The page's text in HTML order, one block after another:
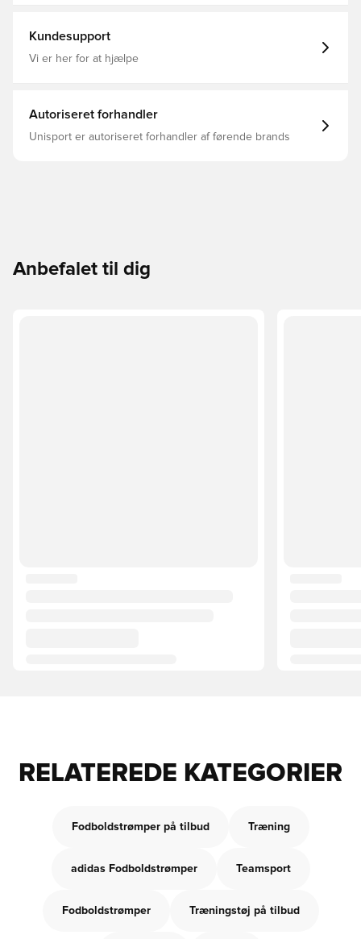
Kundesupport
Vi er her for at hjælpe
Autoriseret forhandler
Unisport er autoriseret forhandler af førende brands
Anbefalet til dig
RELATEREDE KATEGORIER
Fodboldstrømper på tilbud Træning
adidas Fodboldstrømper Teamsport
Fodboldstrømper Træningstøj på tilbud